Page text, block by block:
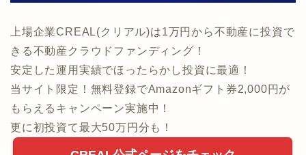
上場企業CREAL(クリアル)は1万円から不動産に投資で
きる不動産クラウドファンディング！
安定した運用実績でほったらかし投資に最適！
当サイト限定！無料登録でAmazonギフト券2,000円が
もらえるキャンペーン実施中！
更に初投資て最大50万円分も！